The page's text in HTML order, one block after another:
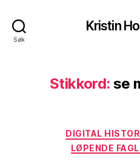
Søk
Kristin
Stikkord: se
DIGITAL
LØPENDE